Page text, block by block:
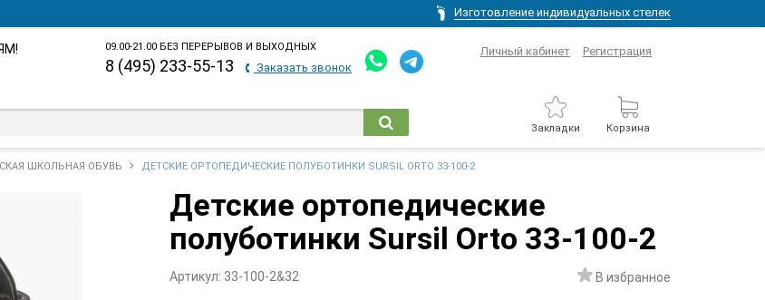
Изготовление индивидуальных стелек
09.00-21.00 БЕЗ ПЕРЕРЫВОВ И ВЫХОДНЫХ
8 (495) 233-55-13 Заказать звонок
Личный кабинет Регистрация
Закладки Корзина
ШКОЛЬНАЯ ОБУВЬ ДЕТСКИЕ ОРТОПЕДИЧЕСКИЕ ПОЛУБОТИНКИ SURSIL ORTO 33-100-2
Детские ортопедические
полуботинки Sursil Orto 33-100-2
Артикул: 33-100-2&32 В избранное